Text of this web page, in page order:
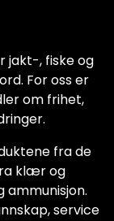
jakt-, fiske og
For oss er
om frihet,
fra de
klær og
ammunisjon.
service